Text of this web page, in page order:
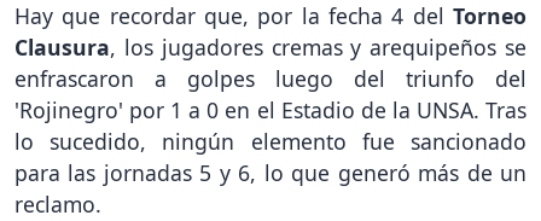
Hay que recordar que, por la fecha 4 del Torneo
Clausura, los jugadores cremas y arequipeños se
enfrascaron a golpes luego del triunfo del
'Rojinegro' por 1 a 0 en el Estadio de la UNSA. Tras
lo sucedido, ningún elemento fue sancionado
para las jornadas 5 y 6, lo que generó más de un
reclamo.